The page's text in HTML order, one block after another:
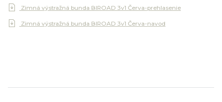
Zimná výstražná bunda BIROAD 3v1 Červa-prehlasenie
Zimná výstražná bunda BIROAD 3v1 Červa-navod